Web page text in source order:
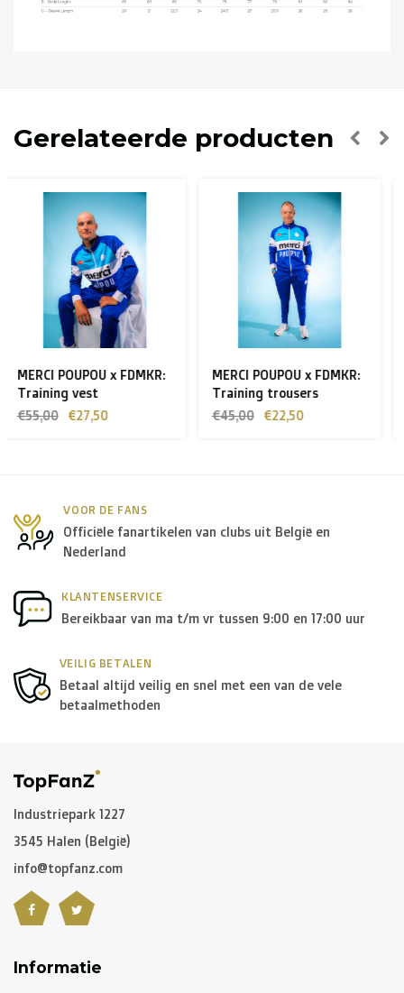
Gerelateerde producten
MERCI POUPOU x FDMKR:
Training trousers
€45,00 €22,50
MERCI POUPOU x FDMKR:
t-shirt
€30,00
€15,00
VOOR DE FANS
Officiële fanartikelen van clubs uit België en
Nederland
KLANTENSERVICE
Bereikbaar van ma t/m vr tussen 9:00 en 17:00 uur
VEILIG BETALEN
Betaal altijd veilig en snel met een van de vele
betaalmethoden
Industriepark 1227
3545 Halen (België)
info@topfanz.com
Informatie